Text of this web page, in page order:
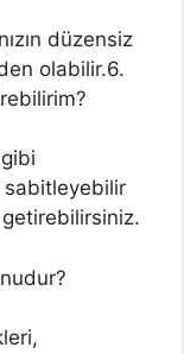
düzensiz
olabilir.6.
getirebilirsiniz.